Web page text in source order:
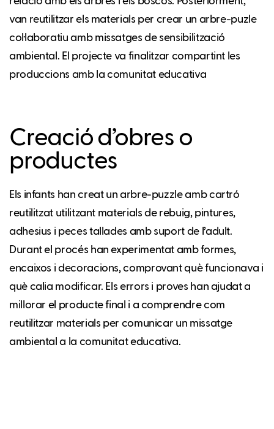
van reutilitzar els materials per crear un arbre-puzle
col·laboratiu amb missatges de sensibilització
ambiental. El projecte va finalitzar compartint les
produccions amb la comunitat educativa
Creació d’obres o
productes
Els infants han creat un arbre-puzzle amb cartró
reutilitzat utilitzant materials de rebuig, pintures,
adhesius i peces tallades amb suport de l’adult.
Durant el procés han experimentat amb formes,
encaixos i decoracions, comprovant què funcionava i
què calia modificar. Els errors i proves han ajudat a
millorar el producte final i a comprendre com
reutilitzar materials per comunicar un missatge
ambiental a la comunitat educativa.